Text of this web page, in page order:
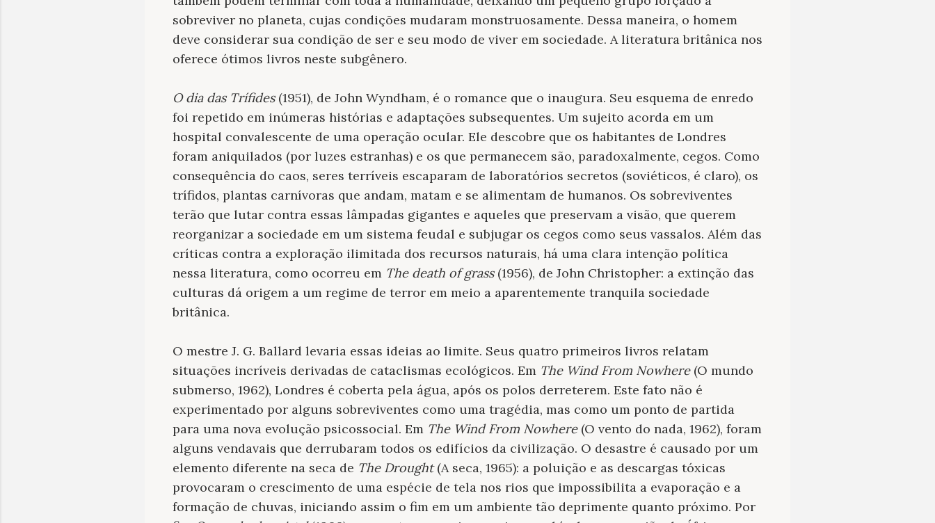
sobreviver no planeta, cujas condições mudaram monstruosamente. Dessa maneira, o homem
deve considerar sua condição de ser e seu modo de viver em sociedade. A literatura britânica nos
oferece ótimos livros neste subgênero.
O dia das Trífides (1951), de John Wyndham, é o romance que o inaugura. Seu esquema de enredo
foi repetido em inúmeras histórias e adaptações subsequentes. Um sujeito acorda em um
hospital convalescente de uma operação ocular. Ele descobre que os habitantes de Londres
foram aniquilados (por luzes estranhas) e os que permanecem são, paradoxalmente, cegos. Como
consequência do caos, seres terríveis escaparam de laboratórios secretos (soviéticos, é claro), os
trífidos, plantas carnívoras que andam, matam e se alimentam de humanos. Os sobreviventes
terão que lutar contra essas lâmpadas gigantes e aqueles que preservam a visão, que querem
reorganizar a sociedade em um sistema feudal e subjugar os cegos como seus vassalos. Além das
críticas contra a exploração ilimitada dos recursos naturais, há uma clara intenção política
nessa literatura, como ocorreu em The death of grass(1956), de John Christopher: a extinção das
culturas dá origem a um regime de terror em meio a aparentemente tranquila sociedade
britânica.
O mestre J. G. Ballard levaria essas ideias ao limite. Seus quatro primeiros livros relatam
situações incríveis derivadas de cataclismas ecológicos. Em The Wind From Nowhere(O mundo
submerso, 1962), Londres é coberta pela água, após os polos derreterem. Este fato não é
experimentado por alguns sobreviventes como uma tragédia, mas como um ponto de partida
para uma nova evolução psicossocial. Em The Wind From Nowhere(O vento do nada, 1962), foram
alguns vendavais que derrubaram todos os edifícios da civilização. O desastre é causado por um
elemento diferente na seca de The Drought(A seca, 1965): a poluição e as descargas tóxicas
provocaram o crescimento de uma espécie de tela nos rios que impossibilita a evaporação e a
formação de chuvas, iniciando assim o fim em um ambiente tão deprimente quanto próximo. Por